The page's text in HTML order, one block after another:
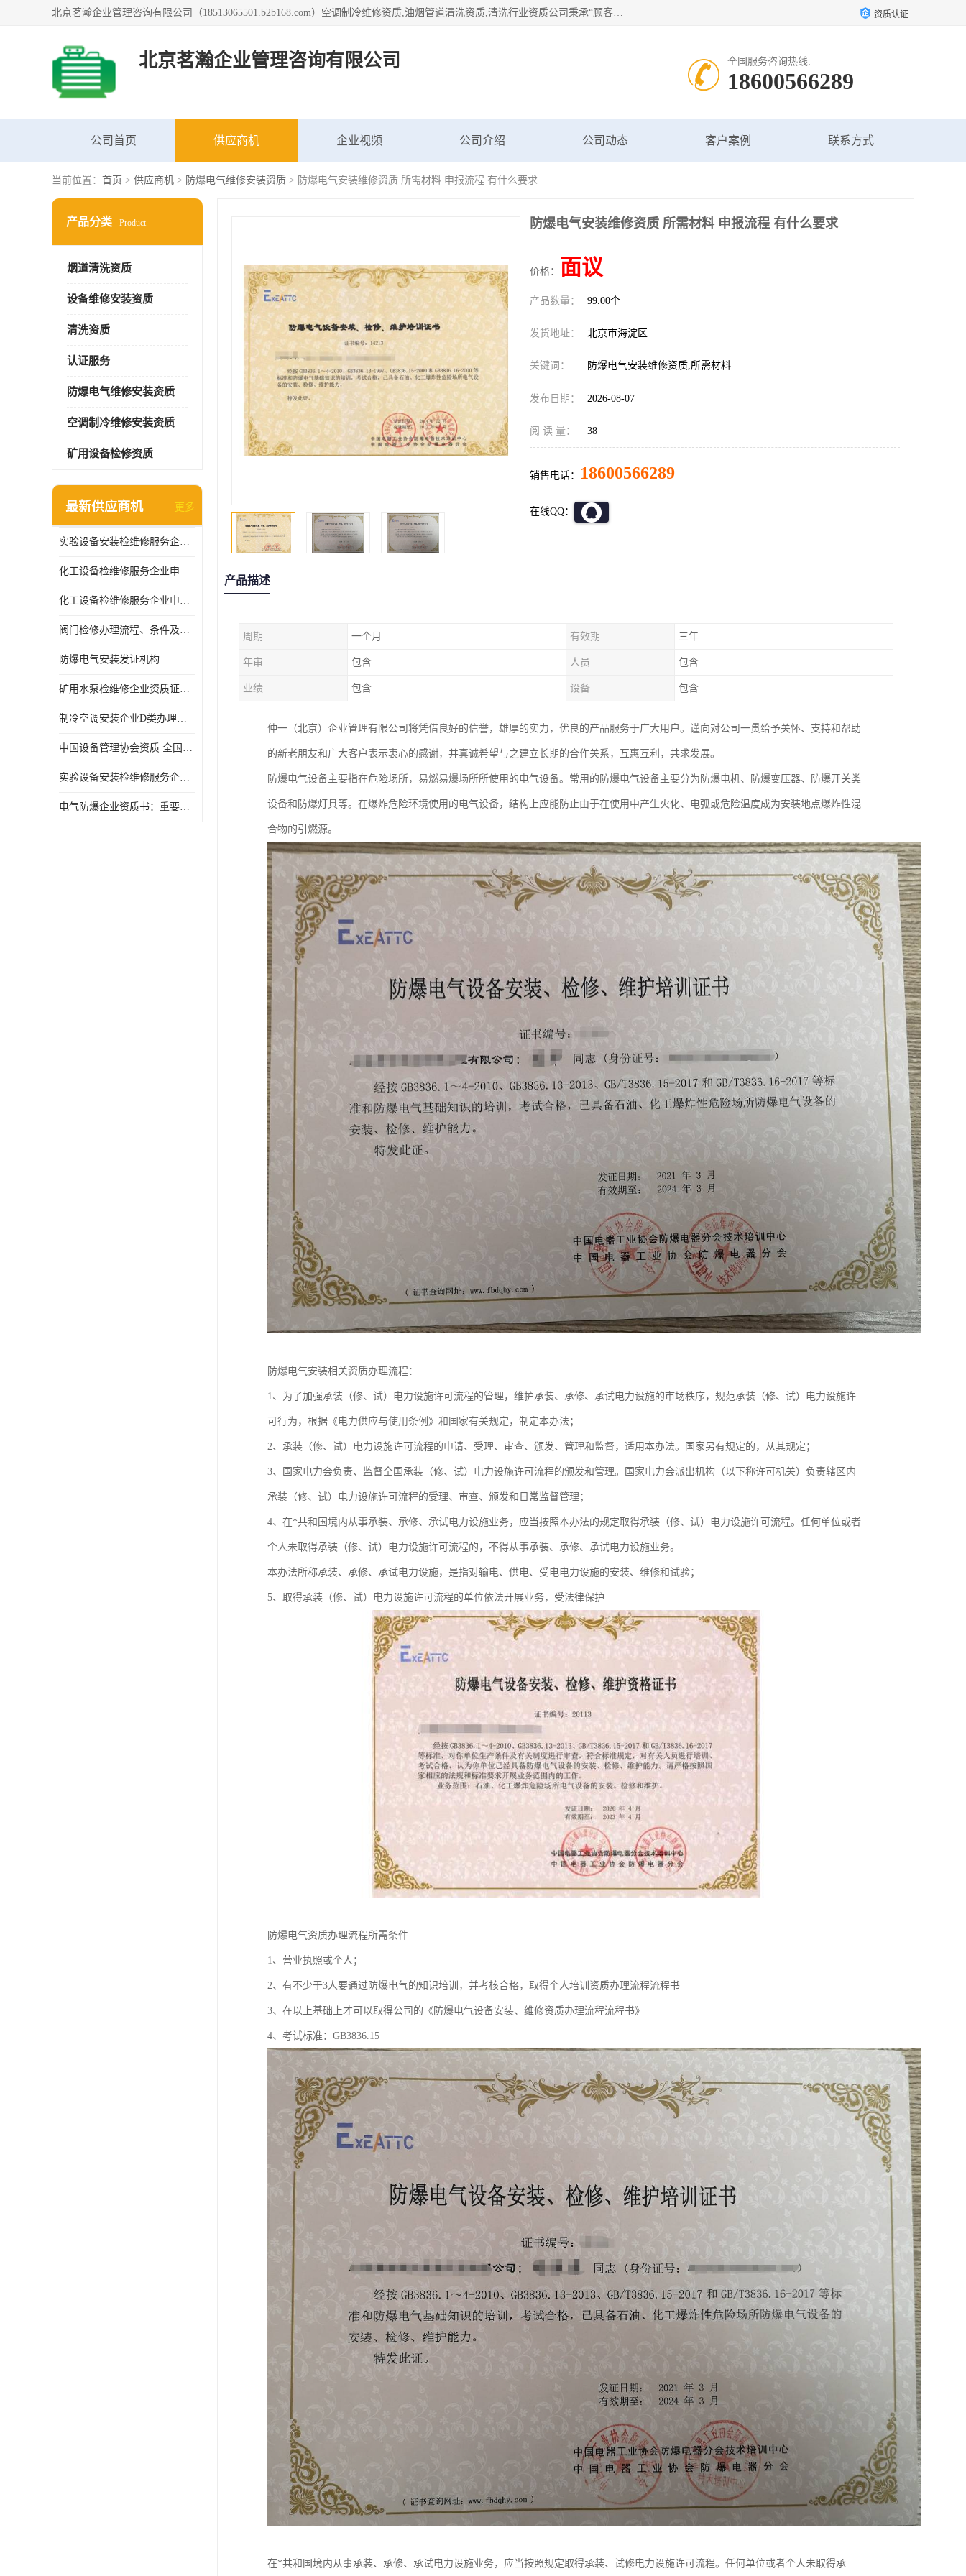
北京茗瀚企业管理咨询有限公司（18513065501.b2b168.com）空调制冷维修资质,油烟管道清洗资质,清洗行业资质公司秉承“顾客至上，锐意进缺的经营理念，我们提供高质量的产品，坚持“客户”的原则为广大客户提供贴心服务。如果你对公司的产品感兴趣，可以联系高经理，我们会用好的产品和服务让您满意。 资质认证
北京茗瀚企业管理咨询有限公司 全国服务咨询热线:
18600566289
公司首页 供应商机 企业视频 公司介绍 公司动态 客户案例 联系方式
当前位置： 首页 > 供应商机 > 防爆电气维修安装资质 > 防爆电气安装维修资质 所需材料 申报流程 有什么要求
产品分类 Product
烟道清洗资质
设备维修安装资质
清洗资质
认证服务
防爆电气维修安装资质
空调制冷维修安装资质
矿用设备检修资质
最新供应商机 更多
实验设备安装检维修服务企业申报要求和流程
化工设备检维修服务企业申报条件.
化工设备检维修服务企业申报条件
阀门检修办理流程、条件及费用
防爆电气安装发证机构
矿用水泵检维修企业资质证办理流程及费用
制冷空调安装企业D类办理要求
中国设备管理协会资质 全国均可办理
实验设备安装检维修服务企业申报要求和流程.
​电气防爆企业资质书：重要性及作用
防爆电气安装维修资质 所需材料 申报流程 有什么要求
价格： 面议
产品数量： 99.00个
发货地址： 北京市海淀区
关键词： 防爆电气安装维修资质,所需材料
发布日期： 2026-08-07
阅 读 量： 38
销售电话： 18600566289
在线QQ：
产品描述
周期 一个月 有效期 三年
年审 包含 人员 包含
业绩 包含 设备 包含
仲一（北京）企业管理有限公司将凭借良好的信誉，雄厚的实力，优良的产品服务于广大用户。谨向对公司一贯给予关怀、支持和帮助
的新老朋友和广大客户表示衷心的感谢，并真诚希望与之建立长期的合作关系，互惠互利，共求发展。
防爆电气设备主要指在危险场所，易燃易爆场所所使用的电气设备。常用的防爆电气设备主要分为防爆电机、防爆变压器、防爆开关类
设备和防爆灯具等。在爆炸危险环境使用的电气设备，结构上应能防止由于在使用中产生火化、电弧或危险温度成为安装地点爆炸性混
合物的引燃源。
防爆电气安装相关资质办理流程：
1、为了加强承装（修、试）电力设施许可流程的管理，维护承装、承修、承试电力设施的市场秩序，规范承装（修、试）电力设施许
可行为，根据《电力供应与使用条例》和国家有关规定，制定本办法；
2、承装（修、试）电力设施许可流程的申请、受理、审查、颁发、管理和监督，适用本办法。国家另有规定的，从其规定；
3、国家电力会负责、监督全国承装（修、试）电力设施许可流程的颁发和管理。国家电力会派出机构（以下称许可机关）负责辖区内
承装（修、试）电力设施许可流程的受理、审查、颁发和日常监督管理；
4、在*共和国境内从事承装、承修、承试电力设施业务，应当按照本办法的规定取得承装（修、试）电力设施许可流程。任何单位或者
个人未取得承装（修、试）电力设施许可流程的，不得从事承装、承修、承试电力设施业务。
本办法所称承装、承修、承试电力设施，是指对输电、供电、受电电力设施的安装、维修和试验；
5、取得承装（修、试）电力设施许可流程的单位依法开展业务，受法律保护
防爆电气资质办理流程所需条件
1、营业执照或个人；
2、有不少于3人要通过防爆电气的知识培训，并考核合格，取得个人培训资质办理流程流程书
3、在以上基础上才可以取得公司的《防爆电气设备安装、维修资质办理流程流程书》
4、考试标准：GB3836.15
在*共和国境内从事承装、承修、承试电力设施业务，应当按照规定取得承装、试修电力设施许可流程。任何单位或者个人未取得承